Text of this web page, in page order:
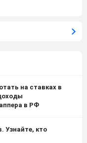
на ставках в
в РФ
Узнайте, кто